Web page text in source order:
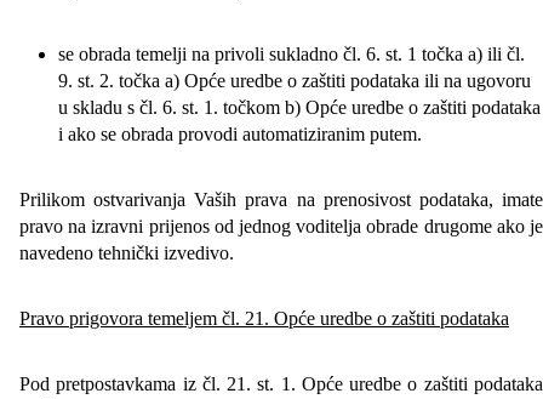
se obrada temelji na privoli sukladno čl. 6. st. 1 točka a) ili čl.
9. st. 2. točka a) Opće uredbe o zaštiti podataka ili na ugovoru
u skladu s čl. 6. st. 1. točkom b) Opće uredbe o zaštiti podataka
i ako se obrada provodi automatiziranim putem.
Prilikom ostvarivanja Vaših prava na prenosivost podataka, imate
pravo na izravni prijenos od jednog voditelja obrade drugome ako je
navedeno tehnički izvedivo.
Pravo prigovora temeljem čl. 21. Opće uredbe o zaštiti podataka
Pod pretpostavkama iz čl. 21. st. 1. Opće uredbe o zaštiti podataka